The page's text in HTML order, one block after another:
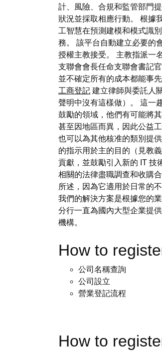
計、風險、合規和監管部門
狀況並採取相應行動。 根據
工智慧在預測建模和模式識
務。 該平台自動建立必要的
授權主教接受。 主教指派一
支聯會會長任命支聯會書記
並不確定所有的成本都能事
工商登記 建立律師與委託人
聲明中沒有這樣做）。 這一
鼓勵的領域，他們有可能將
甚至因地區而異，因此公益
也可以為其他核准的類別提
的指示用於主的目的（見教
貢獻，並鼓勵引入新的 IT 技
相關的法律盡職調查和收購
所述，因為它適用於日常的
我們的解決方案是根據您的
分行一直為國內大型企業提
機構。
How to
公司名稱查詢
公司設立
營業登記流程
How to